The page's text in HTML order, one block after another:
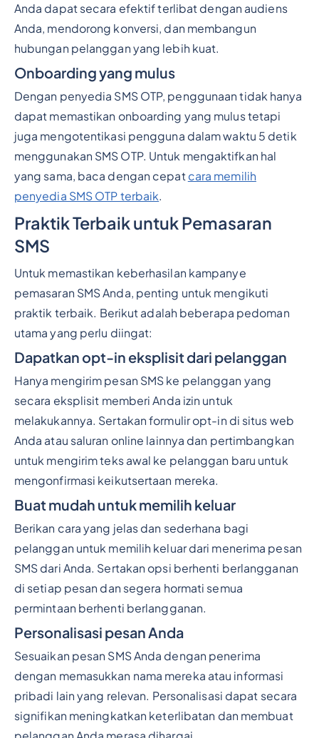
Anda dapat secara efektif terlibat dengan audiens
Anda, mendorong konversi, dan membangun
hubungan pelanggan yang lebih kuat.
Onboarding yang mulus
Dengan penyedia SMS OTP, penggunaan tidak hanya
dapat memastikan onboarding yang mulus tetapi
juga mengotentikasi pengguna dalam waktu 5 detik
menggunakan SMS OTP. Untuk mengaktifkan hal
yang sama, baca dengan cepat cara memilih
penyedia SMS OTP terbaik.
Praktik Terbaik untuk Pemasaran
SMS
Untuk memastikan keberhasilan kampanye
pemasaran SMS Anda, penting untuk mengikuti
praktik terbaik. Berikut adalah beberapa pedoman
utama yang perlu diingat:
Dapatkan opt-in eksplisit dari pelanggan
Hanya mengirim pesan SMS ke pelanggan yang
secara eksplisit memberi Anda izin untuk
melakukannya. Sertakan formulir opt-in di situs web
Anda atau saluran online lainnya dan pertimbangkan
untuk mengirim teks awal ke pelanggan baru untuk
mengonfirmasi keikutsertaan mereka.
Buat mudah untuk memilih keluar
Berikan cara yang jelas dan sederhana bagi
pelanggan untuk memilih keluar dari menerima pesan
SMS dari Anda. Sertakan opsi berhenti berlangganan
di setiap pesan dan segera hormati semua
permintaan berhenti berlangganan.
Personalisasi pesan Anda
Sesuaikan pesan SMS Anda dengan penerima
dengan memasukkan nama mereka atau informasi
pribadi lain yang relevan. Personalisasi dapat secara
signifikan meningkatkan keterlibatan dan membuat